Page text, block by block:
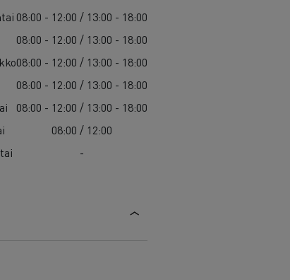
08:00 - 12:00 / 13:00 - 18:00
08:00 - 12:00 / 13:00 - 18:00
08:00 - 12:00 / 13:00 - 18:00
08:00 - 12:00 / 13:00 - 18:00
08:00 - 12:00 / 13:00 - 18:00
08:00 / 12:00
-